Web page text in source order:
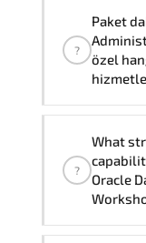
?
Paket
özel
kapsar:
Resmi
?
What
Oracle